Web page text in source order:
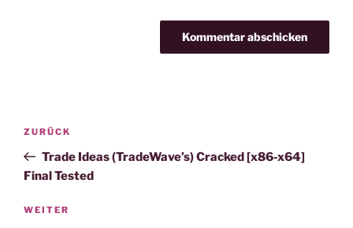
Beitragsnavigation
Vorheriger
Beitrag
ZURÜCK
Trade Ideas (TradeWave’s) Cracked [x86-x64]
Final Tested
Nächster
WEITER